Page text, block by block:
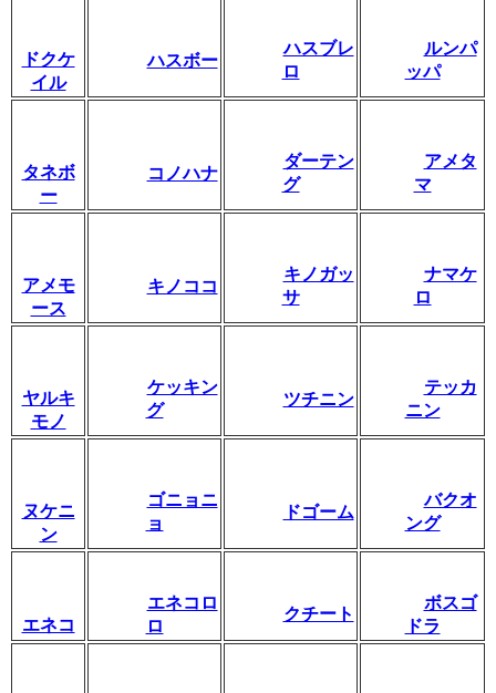
ドクケ
イル
ハスボー
ハスブレ
ロ
ルンパ
ッパ
タネボ
ー
コノハナ
ダーテン
グ
アメタ
マ
アメモ
ース
キノココ
キノガッ
サ
ナマケ
ロ
ヤルキ
モノ
ケッキン
グ
ツチニン
テッカ
ニン
ヌケニ
ン
ゴニョニ
ョ
ドゴーム
バクオ
ング
エネコ
エネコロ
ロ
クチート
ボスゴ
ドラ